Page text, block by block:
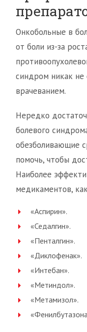
Онкобольные в
от боли из-за
синдром никак не
врачеванием.
Нередко
болевого
обезболивающие
помочь, чтобы
Наиболее
медикаментов,
«Аспирин».
«Седалгин».
«Пенталгин».
«Диклофенак».
«Интебан».
«Метиндол».
«Метамизол».